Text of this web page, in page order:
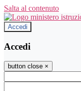
Salta al contenuto
Accedi
Accedi
button close ×